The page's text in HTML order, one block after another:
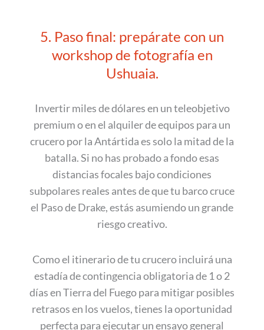
5. Paso final: prepárate con un
workshop de fotografía en
Ushuaia.
Invertir miles de dólares en un teleobjetivo
premium o en el alquiler de equipos para un
crucero por la Antártida es solo la mitad de la
batalla. Si no has probado a fondo esas
distancias focales bajo condiciones
subpolares reales antes de que tu barco cruce
el Paso de Drake, estás asumiendo un grande
riesgo creativo.
Como el itinerario de tu crucero incluirá una
estadía de contingencia obligatoria de 1 o 2
días en Tierra del Fuego para mitigar posibles
retrasos en los vuelos, tienes la oportunidad
perfecta para ejecutar un ensayo general